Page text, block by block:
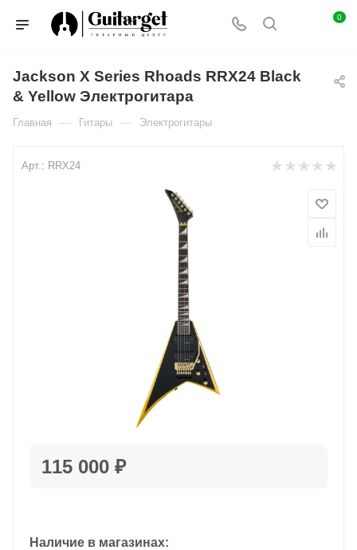
0
Jackson X Series Rhoads RRX24 Black
& Yellow Электрогитара
Главная — Гитары — Электрогитары
Арт.: RRX24
115 000 ₽
Наличие в магазинах: